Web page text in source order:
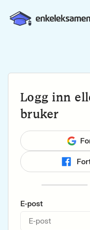
Logg inn
bruker
E-post